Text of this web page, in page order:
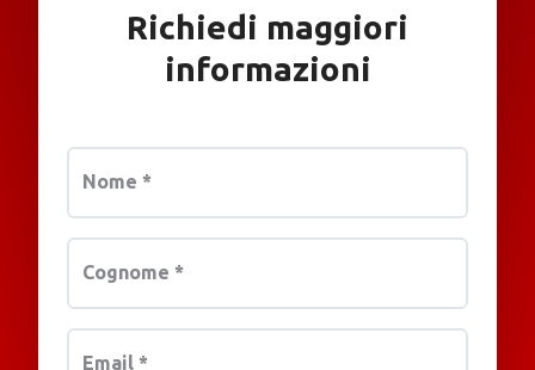
Richiedi maggiori
informazioni
Nome *
Cognome *
Email *